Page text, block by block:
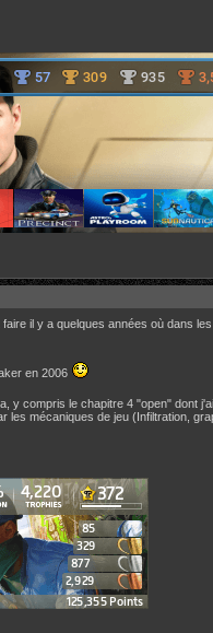
il y a quelques années où dans
en 2006
y compris le chapitre 4 "open" dont
les mécaniques de jeu (Infiltration,